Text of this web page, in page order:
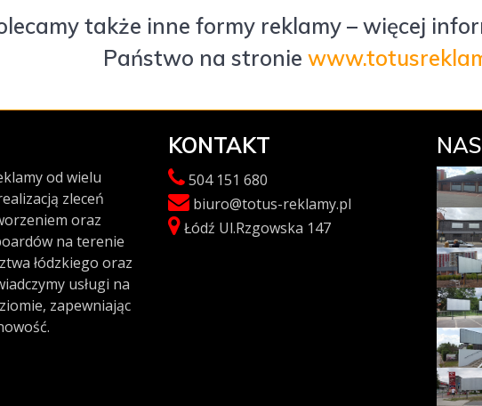
także inne formy reklamy – więcej
Państwo na stronie
od wielu
zleceń
oraz
na terenie
łódzkiego oraz
usługi na
zapewniając
KONTAKT
504 151 680
biuro@totus-reklamy.pl
Łódź Ul.Rzgowska 147